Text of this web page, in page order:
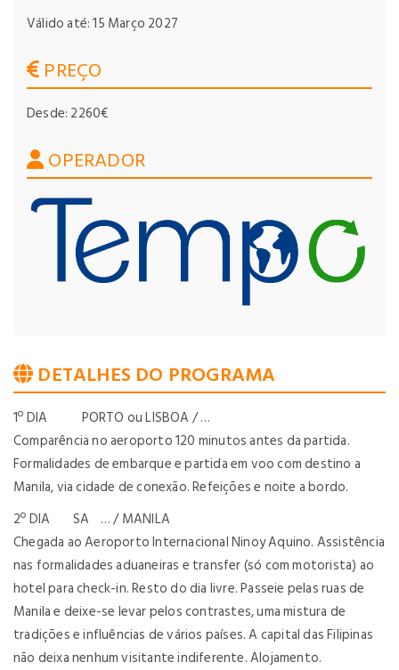
Válido até: 15 Março 2027
PREÇO
Desde: 2260€
OPERADOR
DETALHES DO PROGRAMA
1º DIA PORTO ou LISBOA / …
Comparência no aeroporto 120 minutos antes da partida.
Formalidades de embarque e partida em voo com destino a
Manila, via cidade de conexão. Refeições e noite a bordo.
2º DIA SA … / MANILA
Chegada ao Aeroporto Internacional Ninoy Aquino. Assistência
nas formalidades aduaneiras e transfer (só com motorista) ao
hotel para check-in. Resto do dia livre. Passeie pelas ruas de
Manila e deixe-se levar pelos contrastes, uma mistura de
tradições e influências de vários países. A capital das Filipinas
não deixa nenhum visitante indiferente. Alojamento.